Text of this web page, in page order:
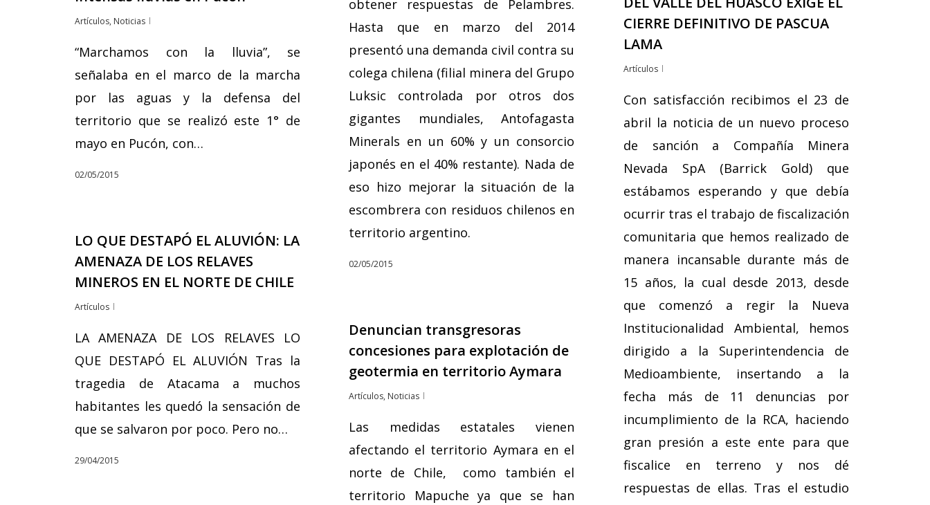
obtener respuestas de Pelambres.
Hasta que en marzo del 2014
presentó una demanda civil contra su
colega chilena (filial minera del Grupo
Luksic controlada por otros dos
gigantes mundiales, Antofagasta
Minerals en un 60% y un consorcio
japonés en el 40% restante). Nada de
eso hizo mejorar la situación de la
escombrera con residuos chilenos en
territorio argentino.
02/05/2015
Artículos, Noticias
“Marchamos con la lluvia”, se
señalaba en el marco de la marcha
por las aguas y la defensa del
territorio que se realizó este 1° de
mayo en Pucón, con…
02/05/2015
CIERRE DEFINITIVO DE PASCUA
LAMA
Artículos
Con satisfacción recibimos el 23 de
abril la noticia de un nuevo proceso
de sanción a Compañía Minera
Nevada SpA (Barrick Gold) que
estábamos esperando y que debía
ocurrir tras el trabajo de fiscalización
comunitaria que hemos realizado de
manera incansable durante más de
15 años, la cual desde 2013, desde
que comenzó a regir la Nueva
Institucionalidad Ambiental, hemos
dirigido a la Superintendencia de
Medioambiente, insertando a la
fecha más de 11 denuncias por
incumplimiento de la RCA, haciendo
gran presión a este ente para que
fiscalice en terreno y nos dé
respuestas de ellas. Tras el estudio
LO QUE DESTAPÓ EL ALUVIÓN: LA
AMENAZA DE LOS RELAVES
MINEROS EN EL NORTE DE CHILE
Artículos
LA AMENAZA DE LOS RELAVES LO
QUE DESTAPÓ EL ALUVIÓN Tras la
tragedia de Atacama a muchos
habitantes les quedó la sensación de
que se salvaron por poco. Pero no…
29/04/2015
Denuncian transgresoras
concesiones para explotación de
geotermia en territorio Aymara
Artículos, Noticias
Las medidas estatales vienen
afectando el territorio Aymara en el
norte de Chile, como también el
territorio Mapuche ya que se han